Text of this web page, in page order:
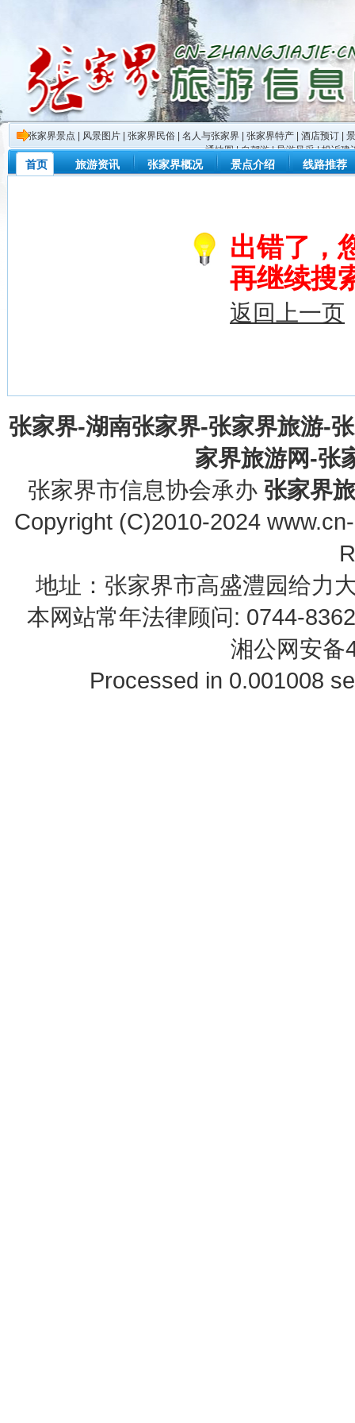
张家界景点 风景图片 张家界民俗 名人与张家界 张家界特产 酒店预订
通地图|自驾游|导游风采|投诉建
首页 旅游资讯 张家界概况 景点介绍 线路推荐
出错了，
再继续搜
返回上一页
张家界-湖南张家界-张家界旅游-
家界旅游网-张
张家界市信息协会承办 张家界
Copyright (C)2010-2024
地址：张家界市高盛澧园给力
本网站常年法律顾问: 0744-
湘公网安备
Processed in 0.001008